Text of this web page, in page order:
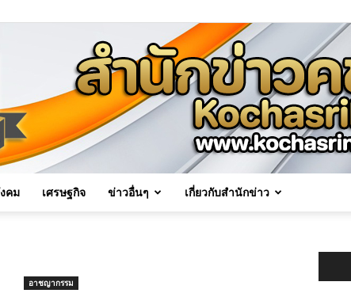
คม เศรษฐกิจ ข่าวอื่นๆ เกี่ยวกับสำนักข่าว
อาชญากรรม